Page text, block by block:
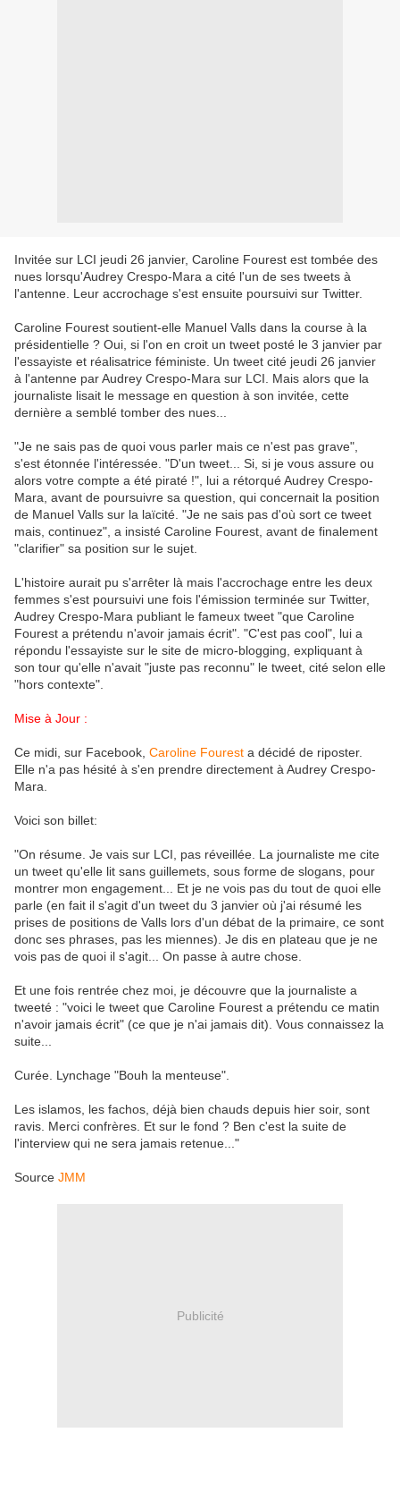
Invitée sur LCI jeudi 26 janvier, Caroline Fourest est tombée des
nues lorsqu'Audrey Crespo-Mara a cité l'un de ses tweets à
l'antenne. Leur accrochage s'est ensuite poursuivi sur Twitter.
Caroline Fourest soutient-elle Manuel Valls dans la course à la
présidentielle ? Oui, si l'on en croit un tweet posté le 3 janvier par
l'essayiste et réalisatrice féministe. Un tweet cité jeudi 26 janvier
à l'antenne par Audrey Crespo-Mara sur LCI. Mais alors que la
journaliste lisait le message en question à son invitée, cette
dernière a semblé tomber des nues...
"Je ne sais pas de quoi vous parler mais ce n'est pas grave",
s'est étonnée l'intéressée. "D'un tweet... Si, si je vous assure ou
alors votre compte a été piraté !", lui a rétorqué Audrey Crespo-
Mara, avant de poursuivre sa question, qui concernait la position
de Manuel Valls sur la laïcité. "Je ne sais pas d'où sort ce tweet
mais, continuez", a insisté Caroline Fourest, avant de finalement
"clarifier" sa position sur le sujet.
L'histoire aurait pu s'arrêter là mais l'accrochage entre les deux
femmes s'est poursuivi une fois l'émission terminée sur Twitter,
Audrey Crespo-Mara publiant le fameux tweet "que Caroline
Fourest a prétendu n'avoir jamais écrit". "C'est pas cool", lui a
répondu l'essayiste sur le site de micro-blogging, expliquant à
son tour qu'elle n'avait "juste pas reconnu" le tweet, cité selon elle
"hors contexte".
Mise à Jour :
Ce midi, sur Facebook, Caroline Fourest a décidé de riposter.
Elle n'a pas hésité à s'en prendre directement à Audrey Crespo-
Mara.
Voici son billet:
"On résume. Je vais sur LCI, pas réveillée. La journaliste me cite
un tweet qu'elle lit sans guillemets, sous forme de slogans, pour
montrer mon engagement... Et je ne vois pas du tout de quoi elle
parle (en fait il s'agit d'un tweet du 3 janvier où j'ai résumé les
prises de positions de Valls lors d'un débat de la primaire, ce sont
donc ses phrases, pas les miennes). Je dis en plateau que je ne
vois pas de quoi il s'agit... On passe à autre chose.
Et une fois rentrée chez moi, je découvre que la journaliste a
tweeté : "voici le tweet que Caroline Fourest a prétendu ce matin
n'avoir jamais écrit" (ce que je n'ai jamais dit). Vous connaissez la
suite...
Curée. Lynchage "Bouh la menteuse".
Les islamos, les fachos, déjà bien chauds depuis hier soir, sont
ravis. Merci confrères. Et sur le fond ? Ben c'est la suite de
l'interview qui ne sera jamais retenue..."
Source JMM
Publicité